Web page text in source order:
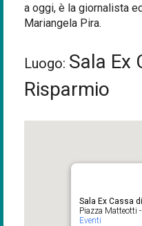
a oggi, è la giornalista
Mariangela Pira.
Luogo: Sala Ex
Risparmio
Sala Ex Cassa
Piazza Matteotti
Eventi